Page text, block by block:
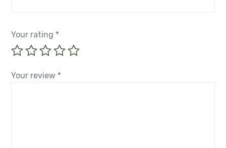
Your rating *
Your review *